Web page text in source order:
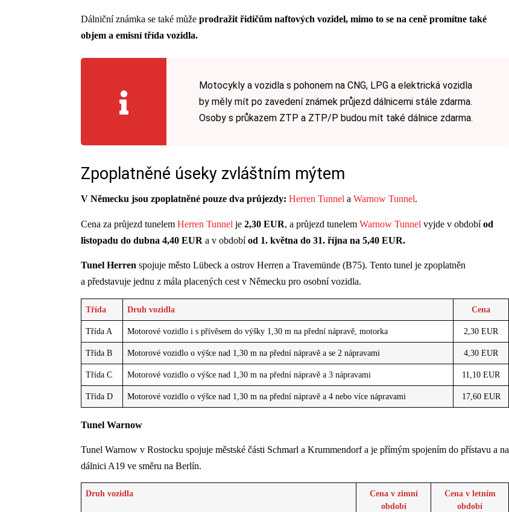
Dálniční známka se také může prodražit řidičům naftových vozidel, mimo to se na ceně promítne také
objem a emisní třída vozidla.
Motocykly a vozidla s pohonem na CNG, LPG a elektrická vozidla
by měly mít po zavedení známek průjezd dálnicemi stále zdarma.
Osoby s průkazem ZTP a ZTP/P budou mít také dálnice zdarma.
Zpoplatněné úseky zvláštním mýtem
V Německu jsou zpoplatněné pouze dva průjezdy: Herren Tunnel a Warnow Tunnel.
Cena za průjezd tunelem Herren Tunnel je 2,30 EUR, a průjezd tunelem Warnow Tunnel vyjde v obdobíod
listopadu do dubna 4,40 EUR a v obdobíod 1. května do 31. října na 5,40 EUR.
Tunel Herren spojuje město Lübeck a ostrov Herren a Travemünde (B75). Tento tunel je zpoplatněn
a představuje jednu z mála placených cest v Německu pro osobní vozidla.
Třída Druh vozidla Cena
Třída A Motorové vozidlo i s přívěsem do výšky 1,30 m na přední nápravě, motorka 2,30 EUR
Třída B Motorové vozidlo o výšce nad 1,30 m na přední nápravě a se 2 nápravami 4,30 EUR
Třída C Motorové vozidlo o výšce nad 1,30 m na přední nápravě a 3 nápravami 11,10 EUR
Třída D Motorové vozidlo o výšce nad 1,30 m na přední nápravě a 4 nebo více nápravami 17,60 EUR
Tunel Warnow
Tunel Warnow v Rostocku spojuje městské části Schmarl a Krummendorf a je přímým spojením do přístavu a na
dálnici A19 ve směru na Berlín.
Druh vozidla
Cena v zimní
období
Cena v letním
období